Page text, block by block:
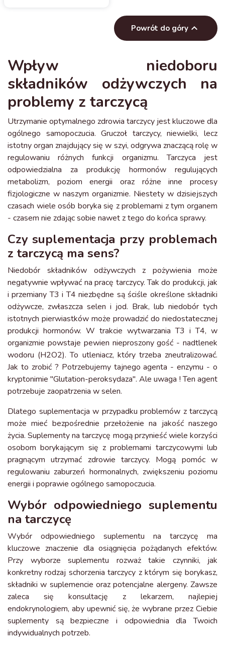
Powrót do góry 
Wpływ niedoboru
składników odżywczych na
problemy z tarczycą
Utrzymanie optymalnego zdrowia tarczycy jest kluczowe dla
ogólnego samopoczucia. Gruczoł tarczycy, niewielki, lecz
istotny organ znajdujący się w szyi, odgrywa znaczącą rolę w
regulowaniu różnych funkcji organizmu. Tarczyca jest
odpowiedzialna za produkcję hormonów regulujących
metabolizm, poziom energii oraz różne inne procesy
fizjologiczne w naszym organizmie. Niestety w dzisiejszych
czasach wiele osób boryka się z problemami z tym organem
- czasem nie zdając sobie nawet z tego do końca sprawy.
Czy suplementacja przy problemach
z tarczycą ma sens?
Niedobór składników odżywczych z pożywienia może
negatywnie wpływać na pracę tarczycy. Tak do produkcji, jak
i przemiany T3 i T4 niezbędne są ściśle określone składniki
odżywcze, zwłaszcza selen i jod. Brak, lub niedobór tych
istotnych pierwiastków może prowadzić do niedostatecznej
produkcji hormonów. W trakcie wytwarzania T3 i T4, w
organizmie powstaje pewien nieproszony gość - nadtlenek
wodoru (H2O2). To utleniacz, który trzeba zneutralizować.
Jak to zrobić ? Potrzebujemy tajnego agenta - enzymu - o
kryptonimie "Glutation-peroksydaza". Ale uwaga ! Ten agent
potrzebuje zaopatrzenia w selen.
Dlatego suplementacja w przypadku problemów z tarczycą
może mieć bezpośrednie przełożenie na jakość naszego
życia. Suplementy na tarczycę mogą przynieść wiele korzyści
osobom borykającym się z problemami tarczycowymi lub
pragnącym utrzymać zdrowie tarczycy. Mogą pomóc w
regulowaniu zaburzeń hormonalnych, zwiększeniu poziomu
energii i poprawie ogólnego samopoczucia.
Wybór odpowiedniego suplementu
na tarczycę
Wybór odpowiedniego suplementu na tarczycę ma
kluczowe znaczenie dla osiągnięcia pożądanych efektów.
Przy wyborze suplementu rozważ takie czynniki, jak
konkretny rodzaj schorzenia tarczycy z którym się borykasz,
składniki w suplemencie oraz potencjalne alergeny. Zawsze
zaleca się konsultację z lekarzem, najlepiej
endokrynologiem, aby upewnić się, że wybrane przez Ciebie
suplementy są bezpieczne i odpowiednia dla Twoich
indywidualnych potrzeb.